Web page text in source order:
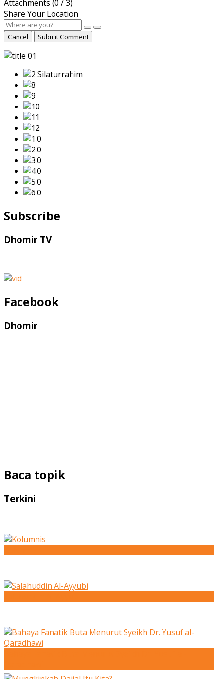
Attachments (0 / 3)
Share Your Location
Cancel Submit Comment
Subscribe
Dhomir TV
Facebook
Dhomir
Baca topik
Terkini